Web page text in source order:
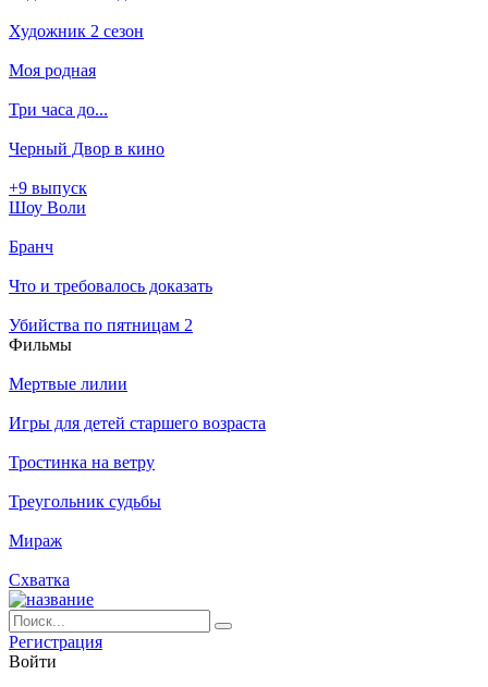
Художник 2 сезон
Моя родная
Три часа до...
Черный Двор в кино
+9 выпуск
Шоу Воли
Бранч
Что и требовалось доказать
Убийства по пятницам 2
Филь­мы
Мертвые лилии
Игры для детей старшего возраста
Тростинка на ветру
Треугольник судьбы
Мираж
Схватка
Ре­ги­ст­ра­ция
Вой­ти